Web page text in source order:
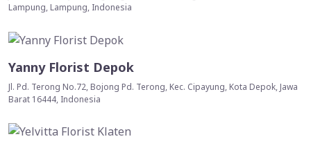
Lampung, Lampung, Indonesia
Yanny Florist Depok
Jl. Pd. Terong No.72, Bojong Pd. Terong, Kec. Cipayung, Kota Depok, Jawa
Barat 16444, Indonesia